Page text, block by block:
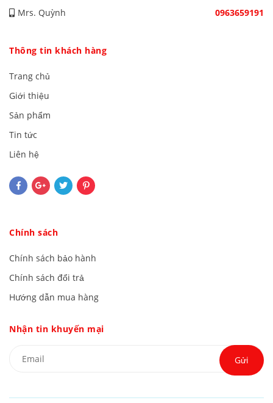
Mrs. Quỳnh
0963659191
Thông tin khách hàng
Trang chủ
Giới thiệu
Sản phẩm
Tin tức
Liên hệ
Chính sách
Chính sách bảo hành
Chính sách đổi trả
Hướng dẫn mua hàng
Nhận tin khuyến mại
Gửi